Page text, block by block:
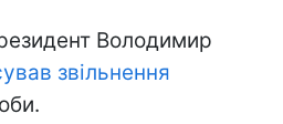
Володимир
звільнення